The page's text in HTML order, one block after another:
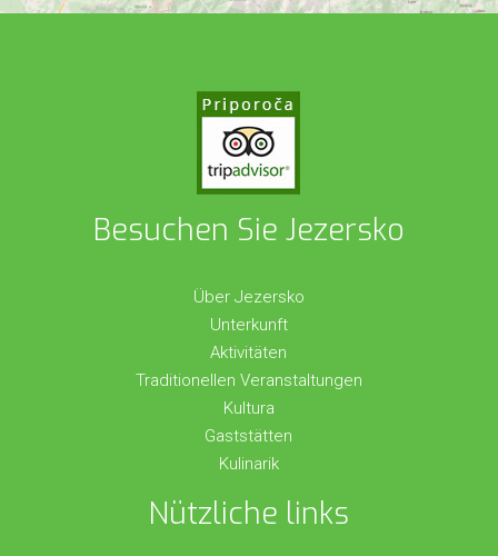
Besuchen Sie Jezersko
Über Jezersko
Unterkunft
Aktivitäten
Traditionellen Veranstaltungen
Kultura
Gaststätten
Kulinarik
Nützliche links